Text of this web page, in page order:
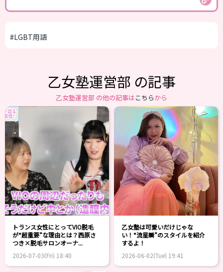
#LGBT用語
乙女塾運営部 の記事
乙女塾運営部 の他の記事はこちらから
トランス女性にとってVIO脱毛
が“超重要”な理由とは？西原さ
つき×脱毛サロンオーナ...
2026-07-03(Fri) 18:40
乙女塾は可愛いだけじゃな
い！“流星瞬”のスタイルを紹介
するよ！
2026-06-02(Tue) 19:41